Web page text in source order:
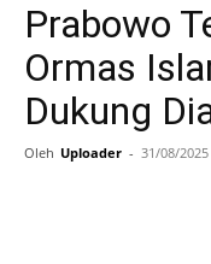
Prabowo
Ormas
Dukung
Oleh Uploader - 31/08/2025